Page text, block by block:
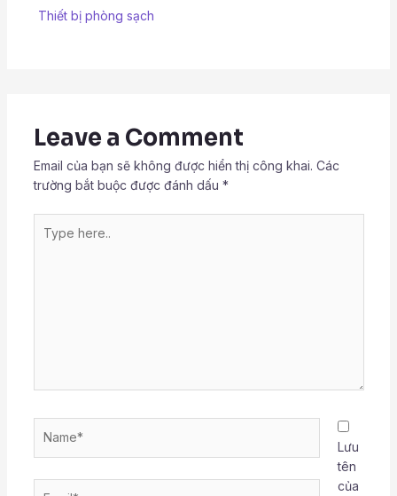
Thiết bị phòng sạch
Leave a Comment
Email của bạn sẽ không được hiển thị công khai. Các
trường bắt buộc được đánh dấu *
here..
Lưu
tên
của